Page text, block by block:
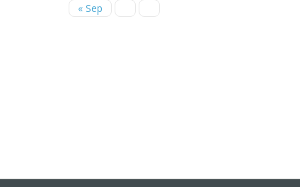
« Sep